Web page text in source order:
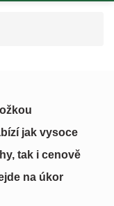
jak vysoce
tak i cenově
na úkor